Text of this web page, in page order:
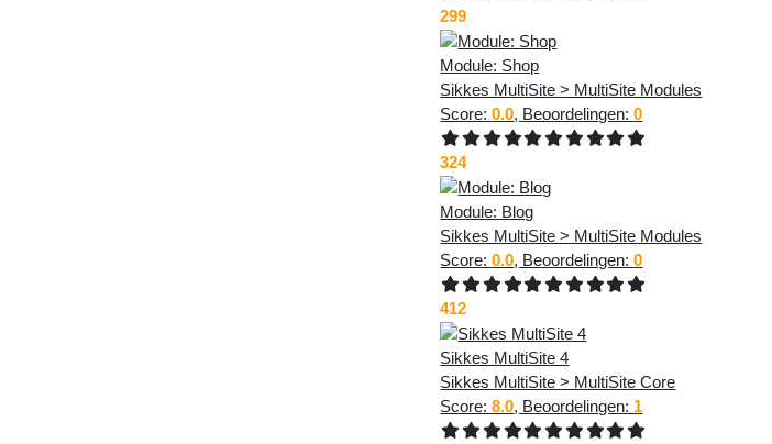
299
Module: Shop
Sikkes MultiSite > MultiSite Modules
Score:0.0, Beoordelingen:0
324
Module: Blog
Sikkes MultiSite > MultiSite Modules
Score:0.0, Beoordelingen:0
412
Sikkes MultiSite 4
Sikkes MultiSite > MultiSite Core
Score:8.0, Beoordelingen: 1